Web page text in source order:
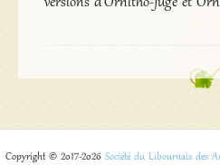
Copyright © 2017-2026 Société du Libournais des